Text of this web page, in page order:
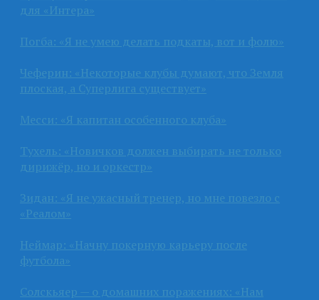
для «Интера»
Погба: «Я не умею делать подкаты, вот и фолю»
Чеферин: «Некоторые клубы думают, что Земля
плоская, а Суперлига существует»
Месси: «Я капитан особенного клуба»
Тухель: «Новичков должен выбирать не только
дирижёр, но и оркестр»
Зидан: «Я не ужасный тренер, но мне повезло с
«Реалом»
Неймар: «Начну покерную карьеру после
футбола»
Солскьяер — о домашних поражениях: «Нам